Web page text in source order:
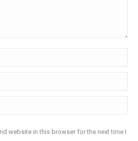
website in this browser for the next time I